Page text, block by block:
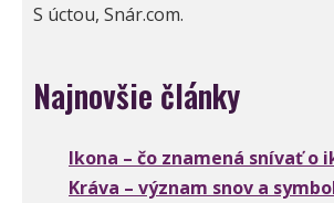
S úctou, Snár.com.
Najnovšie články
Ikona – čo znamená snívať o
Kráva – význam snov a